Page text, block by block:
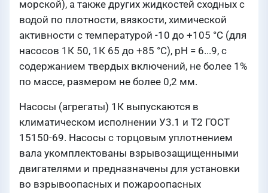
морской), а также других жидкостей сходных с
водой по плотности, вязкости, химической
активности с температурой -10 до +105 °С (для
насоcов 1К 50, 1К 65 до +85 °С), рН = 6...9, с
содержанием твердых включений, не более 1%
по массе, размером не более 0,2 мм.
Насосы (агрегаты) 1К выпускаются в
климатическом исполнении У3.1 и Т2 ГОСТ
15150-69. Насосы с торцовым уплотнением
вала укомплектованы взрывозащищенными
двигателями и предназначены для установки
во взрывоопасных и пожароопасных